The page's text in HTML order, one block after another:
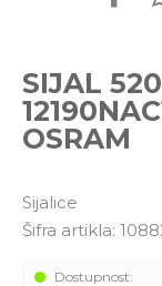
SIJAL
OSRAM
Sijalice
Šifra artikla:
Dostupnost: